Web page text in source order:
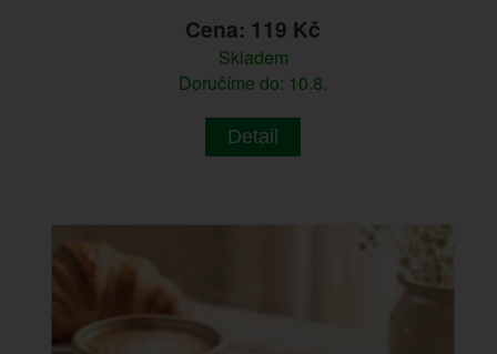
Cena: 119 Kč
Skladem
Doručíme do: 10.8.
Detail